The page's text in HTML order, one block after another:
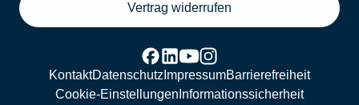
Vertrag widerrufen
KontaktDatenschutz ImpressumBarrierefreiheit
Cookie-Einstellungen Informationssicherheit